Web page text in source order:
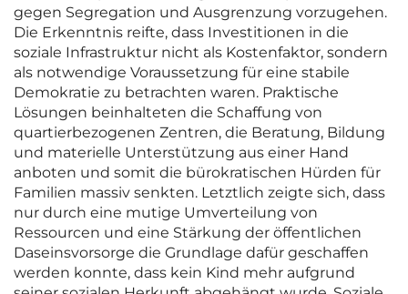
gegen Segregation und Ausgrenzung vorzugehen.
Die Erkenntnis reifte, dass Investitionen in die
soziale Infrastruktur nicht als Kostenfaktor, sondern
als notwendige Voraussetzung für eine stabile
Demokratie zu betrachten waren. Praktische
Lösungen beinhalteten die Schaffung von
quartierbezogenen Zentren, die Beratung, Bildung
und materielle Unterstützung aus einer Hand
anboten und somit die bürokratischen Hürden für
Familien massiv senkten. Letztlich zeigte sich, dass
nur durch eine mutige Umverteilung von
Ressourcen und eine Stärkung der öffentlichen
Daseinsvorsorge die Grundlage dafür geschaffen
werden konnte, dass kein Kind mehr aufgrund